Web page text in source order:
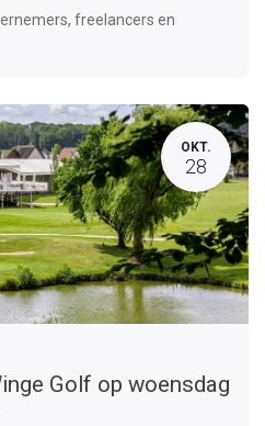
freelancers en
OKT.
28
Golf op woensdag